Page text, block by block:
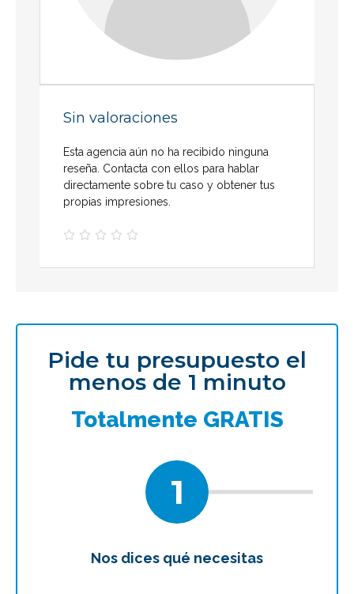
Sin valoraciones
Esta agencia aún no ha recibido ninguna
reseña. Contacta con ellos para hablar
directamente sobre tu caso y obtener tus
propias impresiones.
    
Pide tu presupuesto el
menos de 1 minuto
Totalmente GRATIS
1
Nos dices qué necesitas